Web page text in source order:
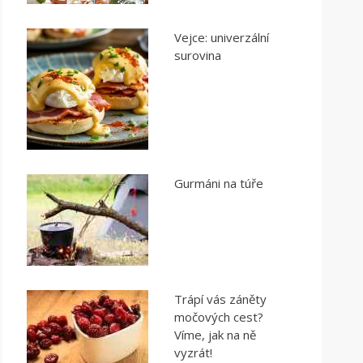
Vejce: univerzální
surovina
Gurmáni na túře
Trápí vás záněty
močových cest?
Víme, jak na ně
vyzrát!